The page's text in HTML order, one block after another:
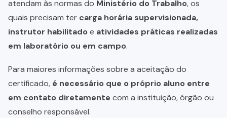
atendam às normas do Ministério do Trabalho, os
quais precisam ter carga horária supervisionada,
instrutor habilitadoe atividades práticas realizadas
em laboratório ou em campo.
Para maiores informações sobre a aceitação do
certificado, é necessário que o próprio aluno entre
em contato diretamente com a instituição, órgão ou
conselho responsável.